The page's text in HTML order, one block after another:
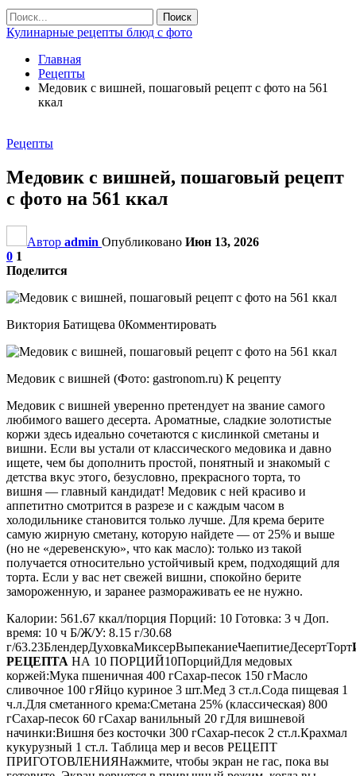
Кулинарные рецепты блюд с фото
Главная
Рецепты
Медовик с вишней, пошаговый рецепт с фото на 561
ккал
Рецепты
Медовик с вишней, пошаговый рецепт
с фото на 561 ккал
Автор admin Опубликовано Июн 13, 2026
0 1
Поделится
Виктория Батищева 0Комментировать
Медовик с вишней (Фото: gastronom.ru) К рецепту
Медовик с вишней уверенно претендует на звание самого
любимого вашего десерта. Ароматные, сладкие золотистые
коржи здесь идеально сочетаются с кислинкой сметаны и
вишни. Если вы устали от классического медовика и давно
ищете, чем бы дополнить простой, понятный и знакомый с
детства вкус этого, безусловно, прекрасного торта, то
вишня — главный кандидат! Медовик с ней красиво и
аппетитно смотрится в разрезе и с каждым часом в
холодильнике становится только лучше. Для крема берите
самую жирную сметану, которую найдете — от 25% и выше
(но не «деревенскую», что как масло): только из такой
получается относительно устойчивый крем, подходящий для
торта. Если у вас нет свежей вишни, спокойно берите
замороженную, и заранее размораживать ее не нужно.
Калории: 561.67 ккал/порция Порций: 10 Готовка: 3 ч Доп.
время: 10 ч Б/Ж/У: 8.15 г/30.68
г/63.23БлендерДуховкаМиксерВыпеканиеЧаепитиеДесертТорт
РЕЦЕПТА НА 10 ПОРЦИЙ10ПорцийДля медовых
коржей:Мука пшеничная 400 гСахар-песок 150 гМасло
сливочное 100 гЯйцо куриное 3 шт.Мед 3 ст.л.Сода пищевая 1
ч.л.Для сметанного крема:Сметана 25% (классическая) 800
гСахар-песок 60 гСахар ванильный 20 гДля вишневой
начинки:Вишня без косточки 300 гСахар-песок 2 ст.л.Крахмал
кукурузный 1 ст.л. Таблица мер и весов РЕЦЕПТ
ПРИГОТОВЛЕНИЯНажмите, чтобы экран не гас, пока вы